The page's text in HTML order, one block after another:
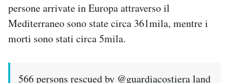
persone arrivate in Europa attraverso il
Mediterraneo sono state circa 361mila, mentre i
morti sono stati circa 5mila.
566 persons rescued by @guardiacostieraland